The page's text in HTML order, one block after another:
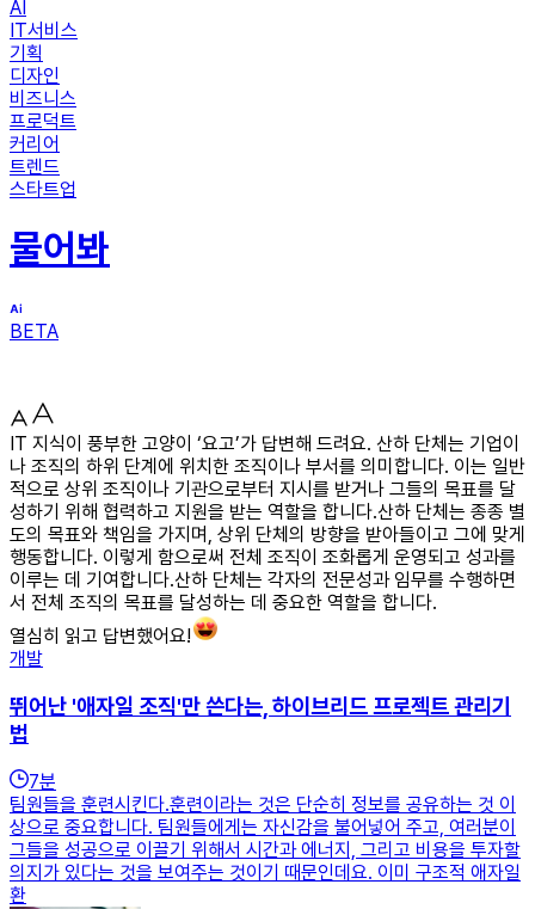
AI
IT서비스
기획
디자인
비즈니스
프로덕트
커리어
트렌드
스타트업
물어봐
BETA
IT 지식이 풍부한 고양이 ‘요고’가 답변해 드려요. 산하 단체는 기업이
나 조직의 하위 단계에 위치한 조직이나 부서를 의미합니다. 이는 일반
적으로 상위 조직이나 기관으로부터 지시를 받거나 그들의 목표를 달
성하기 위해 협력하고 지원을 받는 역할을 합니다.산하 단체는 종종 별
도의 목표와 책임을 가지며, 상위 단체의 방향을 받아들이고 그에 맞게
행동합니다. 이렇게 함으로써 전체 조직이 조화롭게 운영되고 성과를
이루는 데 기여합니다.산하 단체는 각자의 전문성과 임무를 수행하면
서 전체 조직의 목표를 달성하는 데 중요한 역할을 합니다.
열심히 읽고 답변했어요!
개발
뛰어난 '애자일 조직'만 쓴다는, 하이브리드 프로젝트 관리기
법
7분
팀원들을 훈련시킨다.훈련이라는 것은 단순히 정보를 공유하는 것 이
상으로 중요합니다. 팀원들에게는 자신감을 불어넣어 주고, 여러분이
그들을 성공으로 이끌기 위해서 시간과 에너지, 그리고 비용을 투자할
의지가 있다는 것을 보여주는 것이기 때문인데요. 이미 구조적 애자일
환